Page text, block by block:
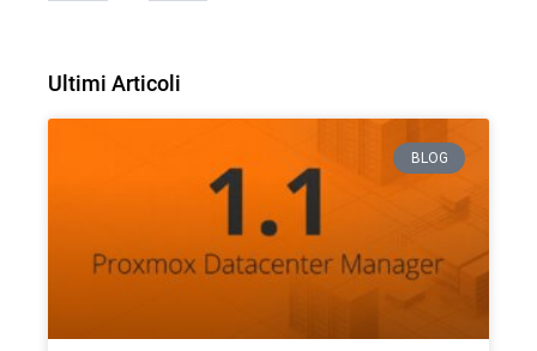
Ultimi Articoli
BLOG